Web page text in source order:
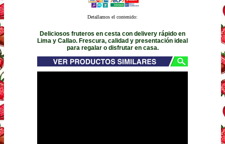
Detallamos el contenido:
Deliciosos fruteros en cesta con delivery rápido en
Lima y Callao. Frescura, calidad y presentación ideal
para regalar o disfrutar en casa.